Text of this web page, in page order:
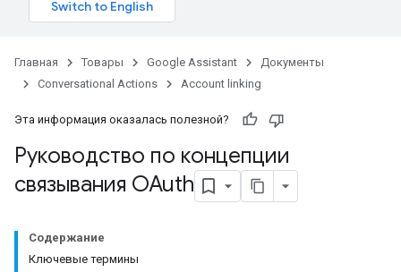
Главная Товары Google Assistant
Документы
Conversational Actions
Account linking
Эта информация оказалась полезной?
Руководство по концепции
связывания OAuth
Содержание
Ключевые термины